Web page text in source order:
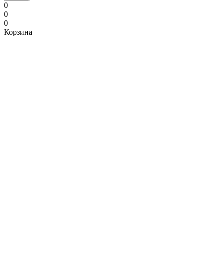
0
0
0
Корзина